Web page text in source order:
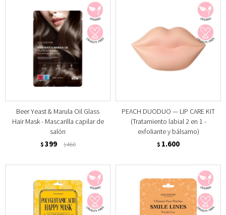
Beer Yeast & Marula Oil Glass
Hair Mask - Mascarilla capilar de
salón
$ 399 $460
PEACH DUODUO — LIP CARE KIT
(Tratamiento labial 2 en 1 -
exfoliante y bálsamo)
$ 1.600